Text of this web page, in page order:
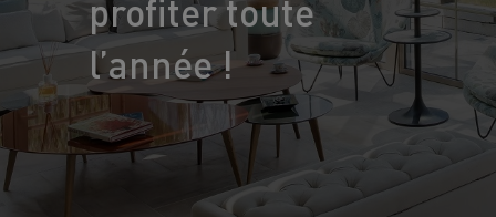
profiter toute
l’année !